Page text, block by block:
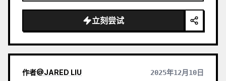
立刻尝试
作者@JARED LIU 2025年12月10日